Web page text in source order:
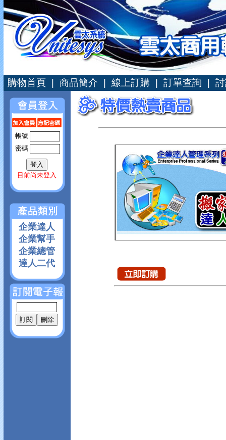
購物首頁 商品簡介 線上訂購 訂單查詢
帳號
密碼
目前尚未登入
企業達人
企業幫手
企業總管
達人二代